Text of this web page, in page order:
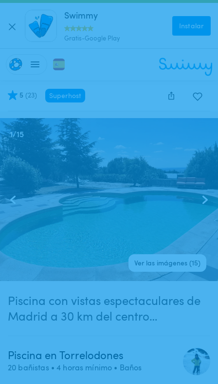
Swimmy
Gratis-Google Play
Instalar
5 (23) Superhost
Este anuncio está cerrado y no se puede reservar.
1/15
Ver las imágenes (15)
Piscina con vistas espectaculares de
Madrid a 30 km del centro
Piscina en Torrelodones
20 bañistas • 4 horas mínimo • Baños